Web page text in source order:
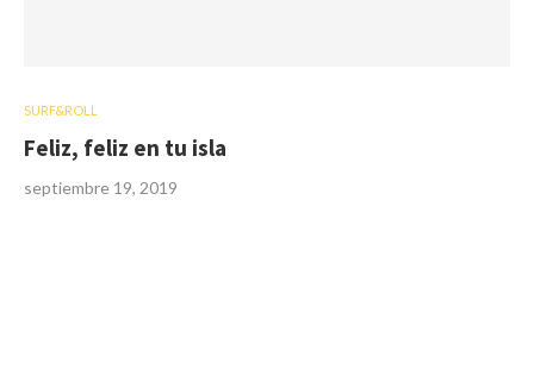
SURF&ROLL
Feliz, feliz en tu isla
septiembre 19, 2019